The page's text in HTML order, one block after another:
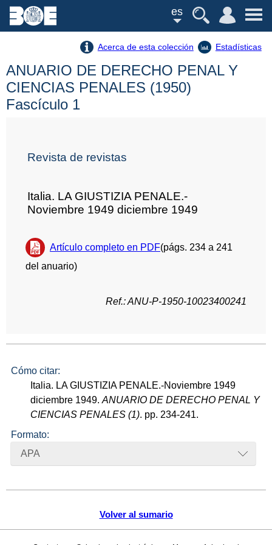
es
Acerca de esta colección Estadísticas
Volver al sumario
ANUARIO DE DERECHO PENAL Y
CIENCIAS PENALES (1950)
Fascículo 1
Revista de revistas
Italia. LA GIUSTIZIA PENALE.-
Noviembre 1949 diciembre 1949
Artículo completo en PDF(págs. 234 a 241
del anuario)
Ref.: ANU-P-1950-10023400241
Cómo citar:
Italia. LA GIUSTIZIA PENALE.-Noviembre 1949
diciembre 1949.ANUARIO DE DERECHO PENAL Y
CIENCIAS PENALES (1). pp. 234-241.
Formato:
APA